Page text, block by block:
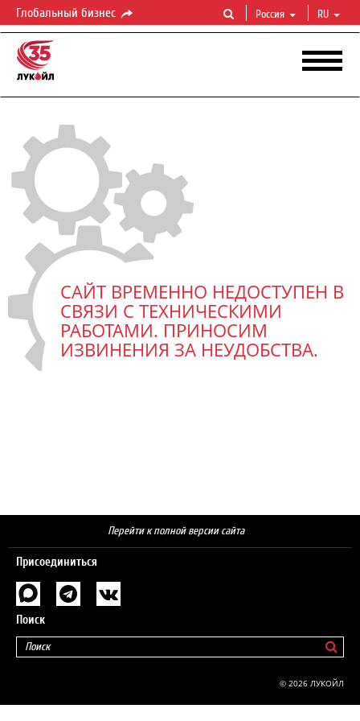
Глобальный бизнес Россия RU
САЙТ ВРЕМЕННО НЕДОСТУПЕН В
СВЯЗИ С ТЕХНИЧЕСКИМИ
РАБОТАМИ. ПРИНОСИМ
ИЗВИНЕНИЯ ЗА НЕУДОБСТВА.
Перейти к полной версии сайта
Присоединиться
Поиск
© 2026 ЛУКОЙЛ